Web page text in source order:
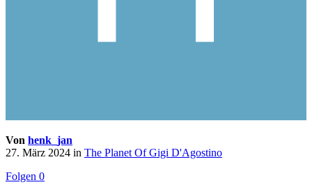
Von henk_jan
27. März 2024 in The Planet Of Gigi D'Agostino
Folgen 0